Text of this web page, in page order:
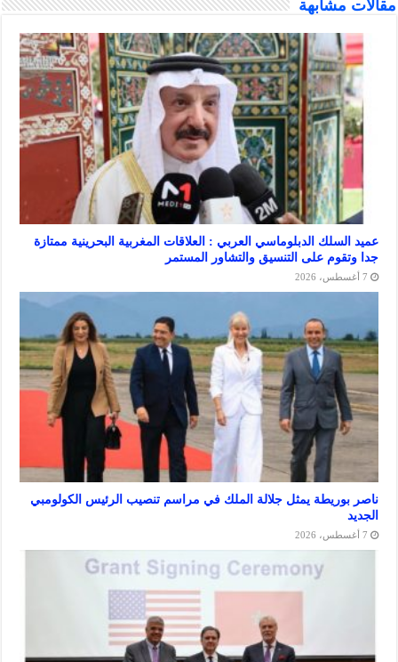
الدبلوماسي العربي : العلاقات المغربية البحرينية ممتازة
على التنسيق والتشاور المستمر
يمثل جلالة الملك في مراسم تنصيب الرئيس الكولومبي